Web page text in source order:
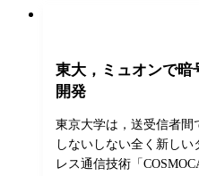
東大，ミュオンで暗
開発
東京大学は，送受信者間
しないしない全く新し
レス通信技術「